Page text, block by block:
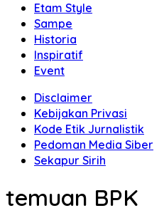
Etam Style
Sampe
Historia
Inspiratif
Event
Disclaimer
Kebijakan Privasi
Kode Etik Jurnalistik
Pedoman Media Siber
Sekapur Sirih
temuan BPK